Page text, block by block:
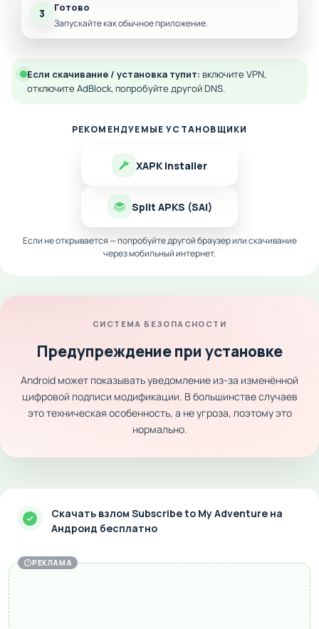
3 Готово
Запускайте как обычное приложение.
Если скачивание / установка тупит: включите VPN,
отключите AdBlock, попробуйте другой DNS.
РЕКОМЕНДУЕМЫЕ УСТАНОВЩИКИ
XAPK Installer
Split APKS (SAI)
Если не открывается — попробуйте другой браузер или скачивание
через мобильный интернет.
СИСТЕМА БЕЗОПАСНОСТИ
Предупреждение при установке
Android может показывать уведомление из-за изменённой
цифровой подписи модификации. В большинстве случаев
это техническая особенность, а не угроза, поэтому это
нормально.
Скачать взлом Subscribe to My Adventure на
Андроид бесплатно
РЕКЛАМА